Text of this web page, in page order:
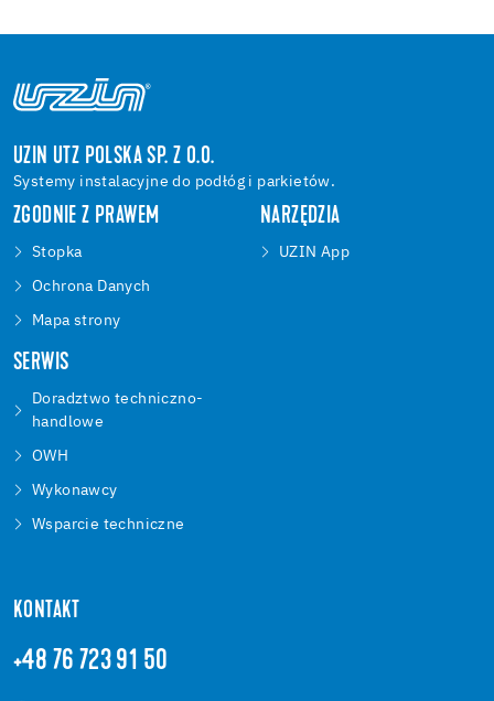
UZIN UTZ POLSKA SP. Z O.O.
Systemy instalacyjne do podłóg i parkietów.
ZGODNIE Z PRAWEM
Stopka
Ochrona Danych
Mapa strony
NARZĘDZIA
UZIN App
SERWIS
Doradztwo techniczno-
handlowe
OWH
Wykonawcy
Wsparcie techniczne
KONTAKT
+48 76 723 91 50